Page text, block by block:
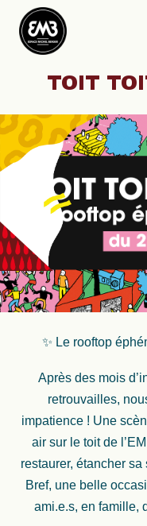
TOIT
✨ Le rooftop
Après des mois
retrouvailles,
impatience ! Une
air sur le toit de
restaurer, étancher
Bref, une belle
ami.e.s, en famille,